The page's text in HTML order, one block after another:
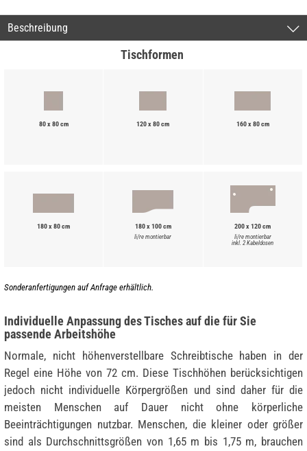
Beschreibung
Tischformen
80 x 80 cm 120 x 80 cm 160 x 80 cm
180 x 80 cm 180 x 100 cm
li/re montierbar
200 x 120 cm
li/re montierbar
inkl. 2 Kabeldosen
Sonderanfertigungen auf Anfrage erhältlich.
Individuelle Anpassung des Tisches auf die für Sie
passende Arbeitshöhe
Normale, nicht höhenverstellbare Schreibtische haben in der
Regel eine Höhe von 72 cm. Diese Tischhöhen berücksichtigen
jedoch nicht individuelle Körpergrößen und sind daher für die
meisten Menschen auf Dauer nicht ohne körperliche
Beeinträchtigungen nutzbar. Menschen, die kleiner oder größer
sind als Durchschnittsgrößen von 1,65 m bis 1,75 m, brauchen